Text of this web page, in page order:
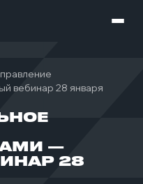
вебинар 28 января
—
28